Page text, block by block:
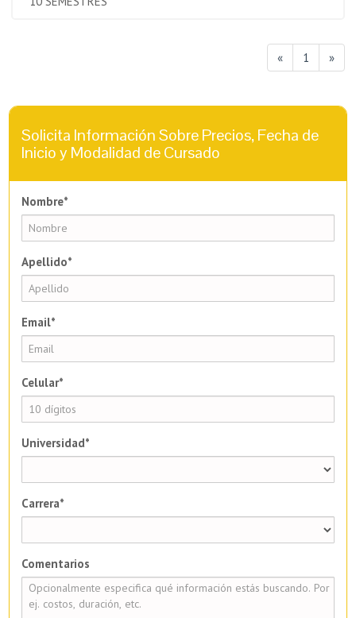
« 1 »
Solicita Información Sobre Precios, Fecha de
Inicio y Modalidad de Cursado
Nombre*
Apellido*
Email*
Celular*
Universidad*
Carrera*
Comentarios